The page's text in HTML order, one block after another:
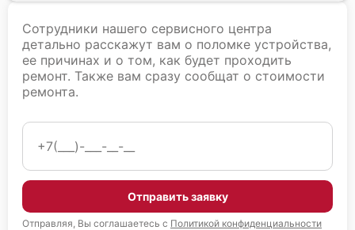
Fujitsu Primergy RX2530 M1
Сотрудники нашего сервисного центра
детально расскажут вам о поломке устройства,
ее причинах и о том, как будет проходить
ремонт. Также вам сразу сообщат о стоимости
ремонта.
Отправить заявку
Отправляя, Вы соглашаетесь с Политикой конфиденциальности